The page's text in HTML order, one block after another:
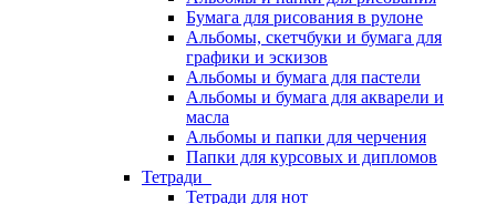
Бумага для рисования в рулоне
Альбомы, скетчбуки и бумага для
графики и эскизов
Альбомы и бумага для пастели
Альбомы и бумага для акварели и
масла
Альбомы и папки для черчения
Папки для курсовых и дипломов
Тетради
Тетради для нот